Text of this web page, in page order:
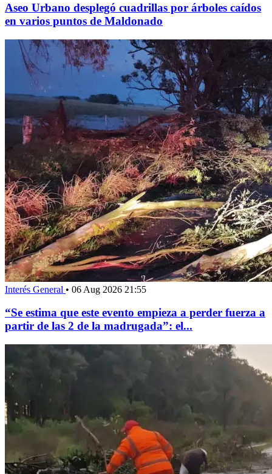
Aseo Urbano desplegó cuadrillas por árboles caídos
en varios puntos de Maldonado
Interés General • 06 Aug 2026 21:55
“Se estima que este evento empieza a perder fuerza a
partir de las 2 de la madrugada”: el...